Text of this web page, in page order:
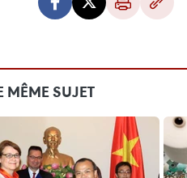
MÊME SUJET